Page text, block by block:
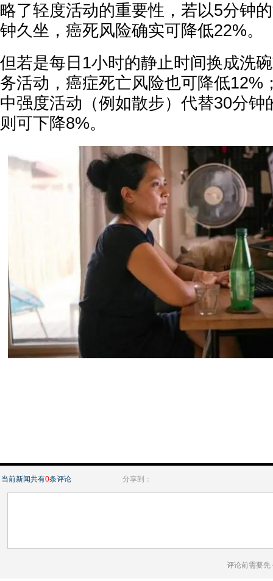
略了轻度活动的重要性，若以5分钟
钟久坐，癌死风险确实可降低22%。
但若是每日1小时的静止时间换成洗
务活动，癌症死亡风险也可降低12%
中强度活动（例如散步）代替30分钟
则可下降8%。
当前新闻共有0条评论 分享到：
评论前需要先